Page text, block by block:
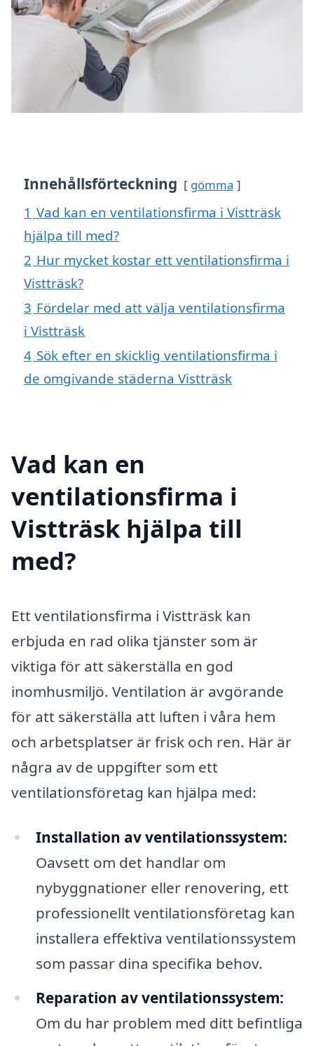
Innehållsförteckning gömma
1 Vad kan en ventilationsfirma i Vistträsk
hjälpa till med?
2 Hur mycket kostar ett ventilationsfirma i
Vistträsk?
3 Fördelar med att välja ventilationsfirma
i Vistträsk
4 Sök efter en skicklig ventilationsfirma i
de omgivande städerna Vistträsk
Vad kan en
ventilationsfirma i
Vistträsk hjälpa till
med?
Ett ventilationsfirma i Vistträsk kan
erbjuda en rad olika tjänster som är
viktiga för att säkerställa en god
inomhusmiljö. Ventilation är avgörande
för att säkerställa att luften i våra hem
och arbetsplatser är frisk och ren. Här är
några av de uppgifter som ett
ventilationsföretag kan hjälpa med:
Installation av ventilationssystem:
Oavsett om det handlar om
nybyggnationer eller renovering, ett
professionellt ventilationsföretag kan
installera effektiva ventilationssystem
som passar dina specifika behov.
Reparation av ventilationssystem:
Om du har problem med ditt befintliga